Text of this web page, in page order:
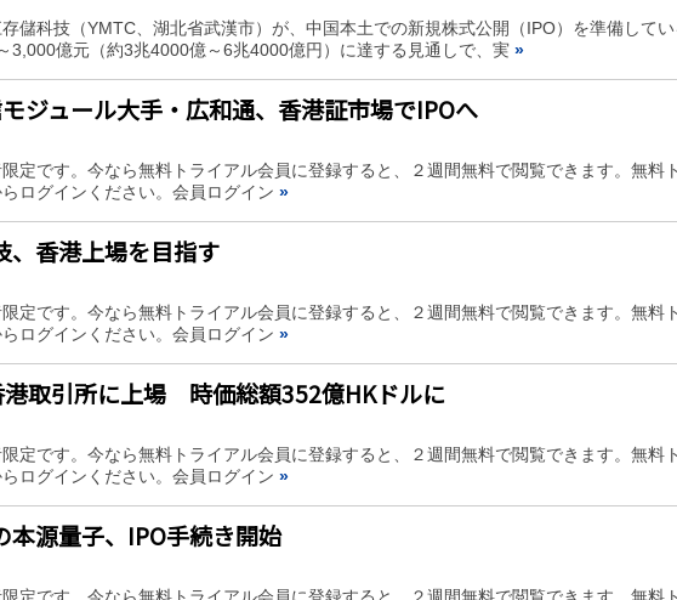
儲科技（YMTC、湖北省武漢市）が、中国本土での新規株式公開（IPO）を準備してい
3,000億元（約3兆4000億～6兆4000億円）に達する見通しで、実 »
ジュール大手・広和通、香港証市場でIPOへ
定です。今なら無料トライアル会員に登録すると、２週間無料で閲覧できます。無料
ログインください。会員ログイン »
、香港上場を目指す
定です。今なら無料トライアル会員に登録すると、２週間無料で閲覧できます。無料
ログインください。会員ログイン »
港取引所に上場 時価総額352億HKドルに
定です。今なら無料トライアル会員に登録すると、２週間無料で閲覧できます。無料
ログインください。会員ログイン »
本源量子、IPO手続き開始